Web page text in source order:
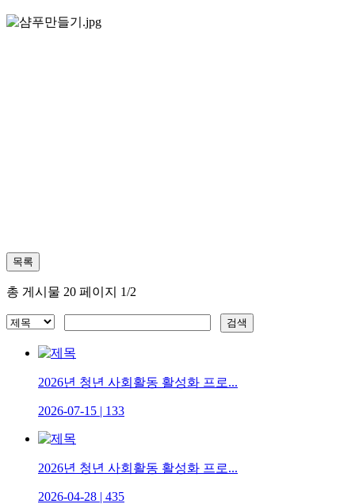
총 게시물 20 페이지 1/2
2026년 청년 사회활동 활성화 프로...
2026-07-15 | 133
2026년 청년 사회활동 활성화 프로...
2026-04-28 | 435